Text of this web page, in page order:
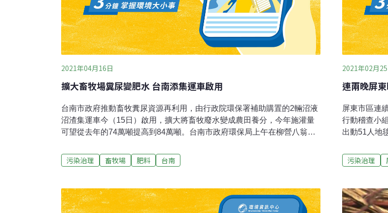
2021年04月16日
擴大畜牧場糞尿變肥水 台南添集運車啟用
台南市政府推動畜牧糞尿資源再利用，由行政院環保署補助購置的2輛沼液
沼渣集運車今（15日）啟用，擴大將畜牧廢水變成農田養分，今年施灌量
可望從去年的74萬噸提高到84萬噸。台南市政府環保局上午在柳營八翁酪
到台南市長黃偉哲手中，正式加入集運與施灌行列，現場並安排農民展示
以畜牧沼液澆灌收成的各種作物。台南市政府環保局長謝世傑表示，目前
經5至10天的厭氧發酵後載運到農田施灌，不會產生惡臭，同時可節省灌溉
用水及化學肥料使用量，一舉數得。
污染治理 畜牧場 肥料 台南
2021年02月
連兩晚屏
屏東市區連
行動稽查小
出動51人地
保局指出，
夜至白天強
備查核業務
棄物回收業
污染治理